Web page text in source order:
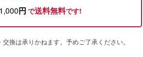
円 で送料無料です!
交換は承りかねます。予めご了承ください。